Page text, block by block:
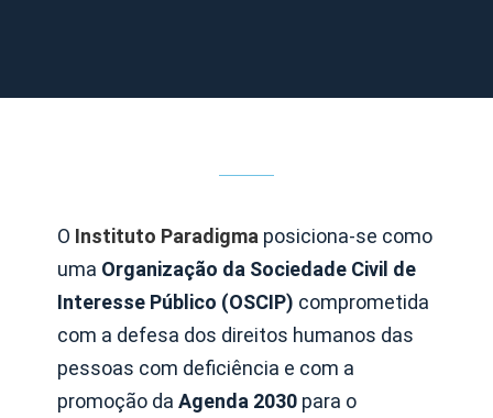
O Instituto Paradigma posiciona-se como
uma Organização da Sociedade Civil de
Interesse Público (OSCIP) comprometida
com a defesa dos direitos humanos das
pessoas com deficiência e com a
promoção daAgenda 2030 para o